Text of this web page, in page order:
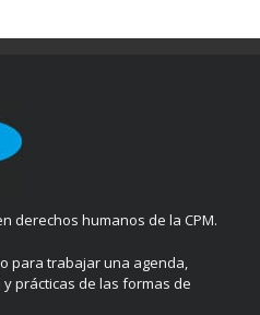
derechos humanos de la CPM.
para trabajar una agenda,
prácticas de las formas de